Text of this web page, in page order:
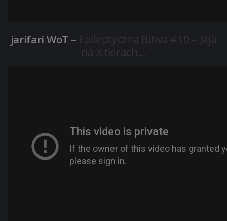
jarifari WoT – Epileptyczna Bitwa #10 – Jaja
na X tierach…